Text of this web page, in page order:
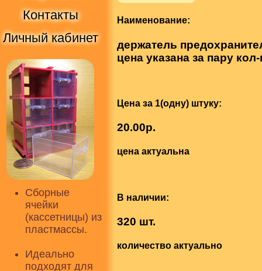
Контакты
Личный кабинет
Сборные
ячейки
(кассетницы) из
пластмассы.
Идеально
подходят для
Наименование:
держатель
цена указана за пару
Цена за 1(одну) штуку:
20.00р.
цена актуальна
В наличии:
320 шт.
количество актуально